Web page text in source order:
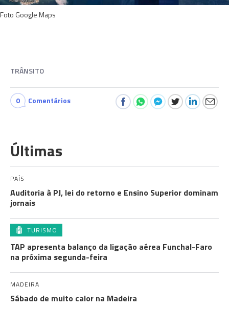
Foto Google Maps
TRÂNSITO
0 Comentários
Últimas
PAÍS
Auditoria à PJ, lei do retorno e Ensino Superior dominam
jornais
TURISMO
TAP apresenta balanço da ligação aérea Funchal-Faro
na próxima segunda-feira
MADEIRA
Sábado de muito calor na Madeira